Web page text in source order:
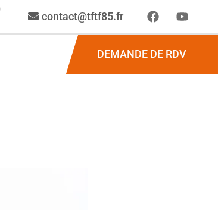
contact@tftf85.fr
DEMANDE DE RDV